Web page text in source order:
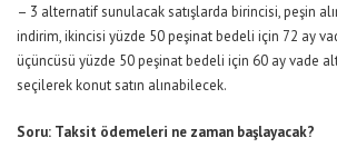
– 3 alternatif sunulacak satışlarda birincisi, peşin
indirim, ikincisi yüzde 50 peşinat bedeli için 72 ay
üçüncüsü yüzde 50 peşinat bedeli için 60 ay vade
seçilerek konut satın alınabilecek.
Soru: Taksit ödemeleri ne zaman başlayacak?